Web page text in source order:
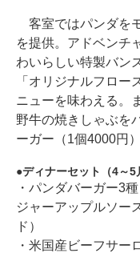
客室ではパンダを
を提供。アドベンチ
わいらしい特製バン
「オリジナルフロー
ニューを味わえる。
野牛の焼きしゃぶを
ーガー（1個4000円
ディナーセット（4～5
・パンダバーガー3
ジャーアップルソー
ド）
・米国産ビーフサー